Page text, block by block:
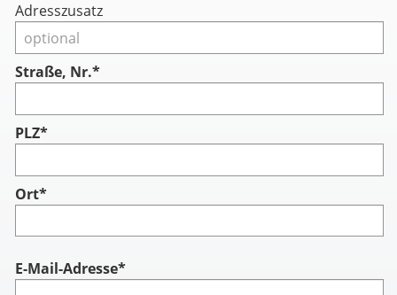
Adresszusatz
Straße, Nr.*
PLZ*
Ort*
Account
E-Mail-Adresse*